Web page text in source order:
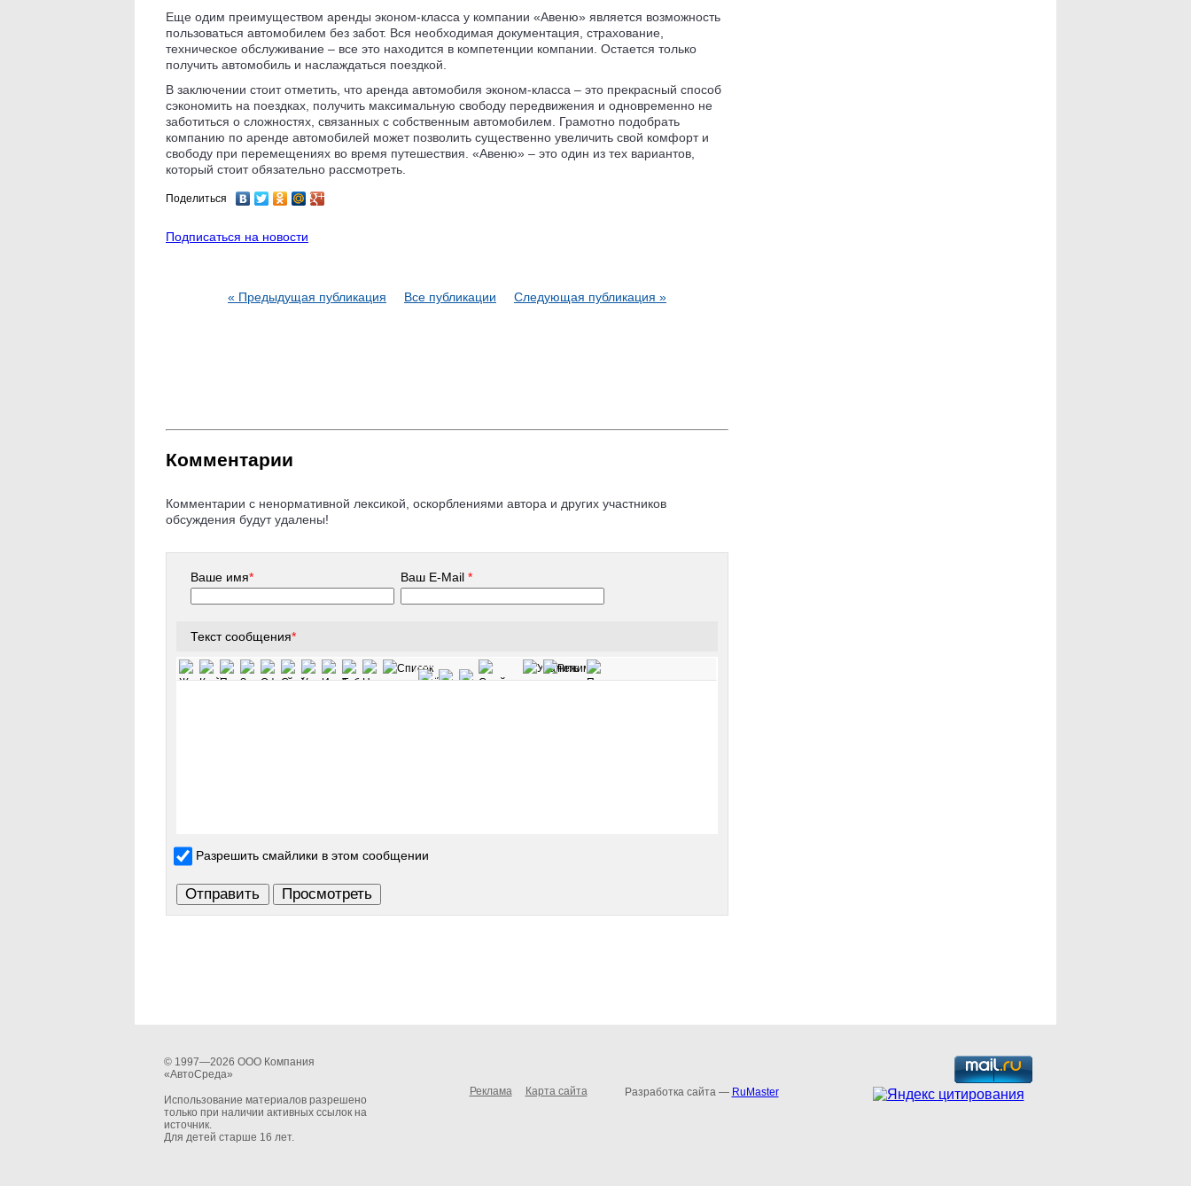
Еще одим преимуществом аренды эконом-класса у компании «Авеню» является возможность
пользоваться автомобилем без забот. Вся необходимая документация, страхование,
техническое обслуживание – все это находится в компетенции компании. Остается только
получить автомобиль и наслаждаться поездкой.
В заключении стоит отметить, что аренда автомобиля эконом-класса – это прекрасный способ
сэкономить на поездках, получить максимальную свободу передвижения и одновременно не
заботиться о сложностях, связанных с собственным автомобилем. Грамотно подобрать
компанию по аренде автомобилей может позволить существенно увеличить свой комфорт и
свободу при перемещениях во время путешествия. «Авеню» – это один из тех вариантов,
который стоит обязательно рассмотреть.
Поделиться
Подписаться на новости
« Предыдущая публикация Все публикации Следующая публикация »
Комментарии
Комментарии с ненормативной лексикой, оскорблениями автора и других участников
обсуждения будут удалены!
Ваше имя* Ваш E-Mail*
Текст сообщения*
Разрешить смайлики в этом сообщении
© 1997—2026 ООО Компания
«АвтоСреда»
Использование материалов разрешено
только при наличии активных ссылок на
источник.
Для детей старше 16 лет.
Реклама Карта сайта Разработка сайта — RuMaster